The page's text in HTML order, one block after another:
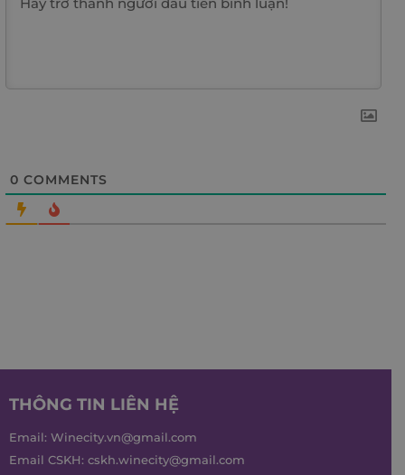
0 COMMENTS
THÔNG TIN LIÊN HỆ
Email: Winecity.vn@gmail.com
Email CSKH: cskh.winecity@gmail.com